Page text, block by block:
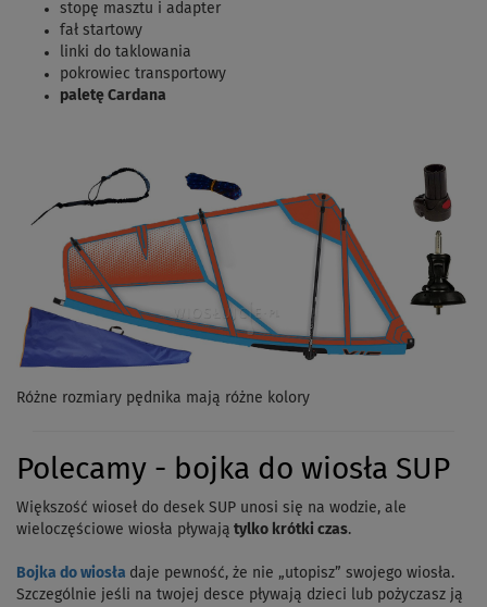
stopę masztu i adapter
fał startowy
linki do taklowania
pokrowiec transportowy
paletę Cardana
Różne rozmiary pędnika mają różne kolory
Polecamy - bojka do wiosła SUP
Większość wioseł do desek SUP unosi się na wodzie, ale
wieloczęściowe wiosła pływają tylko krótki czas.
Bojka do wiosła daje pewność, że nie „utopisz” swojego wiosła.
Szczególnie jeśli na twojej desce pływają dzieci lub pożyczasz ją